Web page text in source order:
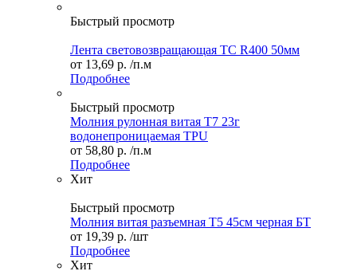
Быстрый просмотр
Лента световозвращающая ТС R400 50мм
от 13,69 р. /п.м
Подробнее
Быстрый просмотр
Молния рулонная витая Т7 23г
водонепроницаемая TPU
от 58,80 р. /п.м
Подробнее
Хит
Быстрый просмотр
Молния витая разъемная Т5 45см черная БТ
от 19,39 р. /шт
Подробнее
Хит